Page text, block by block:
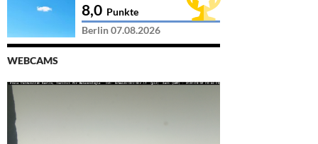
8,0 Punkte
Berlin 07.08.2026
WEBCAMS